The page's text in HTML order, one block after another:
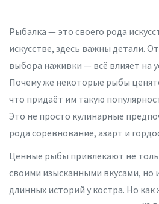
Рыбалка — это своего рода
искусстве, здесь важны детали.
выбора наживки — всё влияет на
Почему же некоторые рыбы
что придаёт им такую
Это не просто кулинарные
рода соревнование, азарт и
Ценные рыбы привлекают не
своими изысканными вкусами, но
длинных историй у костра. Но